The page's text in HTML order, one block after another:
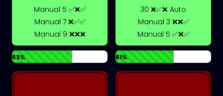
Manual 5 ✅❌✅
Manual 7 ❌✅✅
Manual 9 ❌❌❌
63%
30 ❌✅❌ Auto
Manual 3 ❌❌✅
Manual 5 ✅❌✅
61%